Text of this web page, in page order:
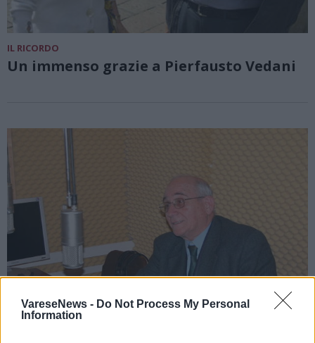
VareseNews - Do Not Process My Personal
Information
IL RICORDO
Un immenso grazie a Pierfausto Vedani